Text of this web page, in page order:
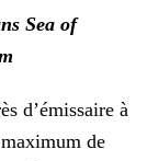
Sea of
d’émissaire à
de